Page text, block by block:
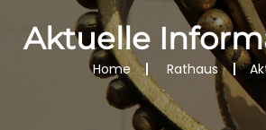
Aktuelle
Home Rathaus